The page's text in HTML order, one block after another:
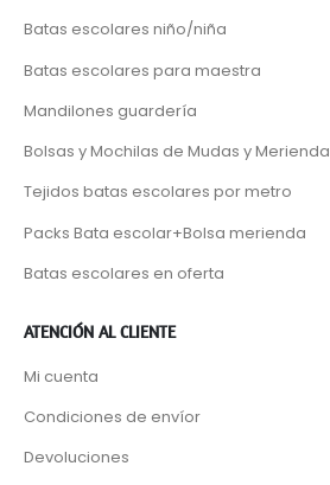
Batas escolares niño/niña
Batas escolares para maestra
Mandilones guardería
Bolsas y Mochilas de Mudas y Merienda
Tejidos batas escolares por metro
Packs Bata escolar+Bolsa merienda
Batas escolares en oferta
ATENCIÓN AL CLIENTE
Mi cuenta
Condiciones de envíor
Devoluciones